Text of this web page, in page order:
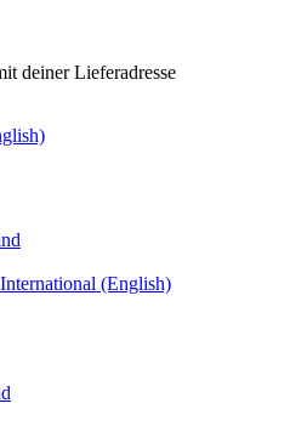
deiner Lieferadresse
International (English)